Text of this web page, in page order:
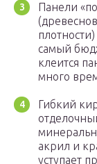
Панели
самый
клеится
много
Гибкий
акрил и
уступает